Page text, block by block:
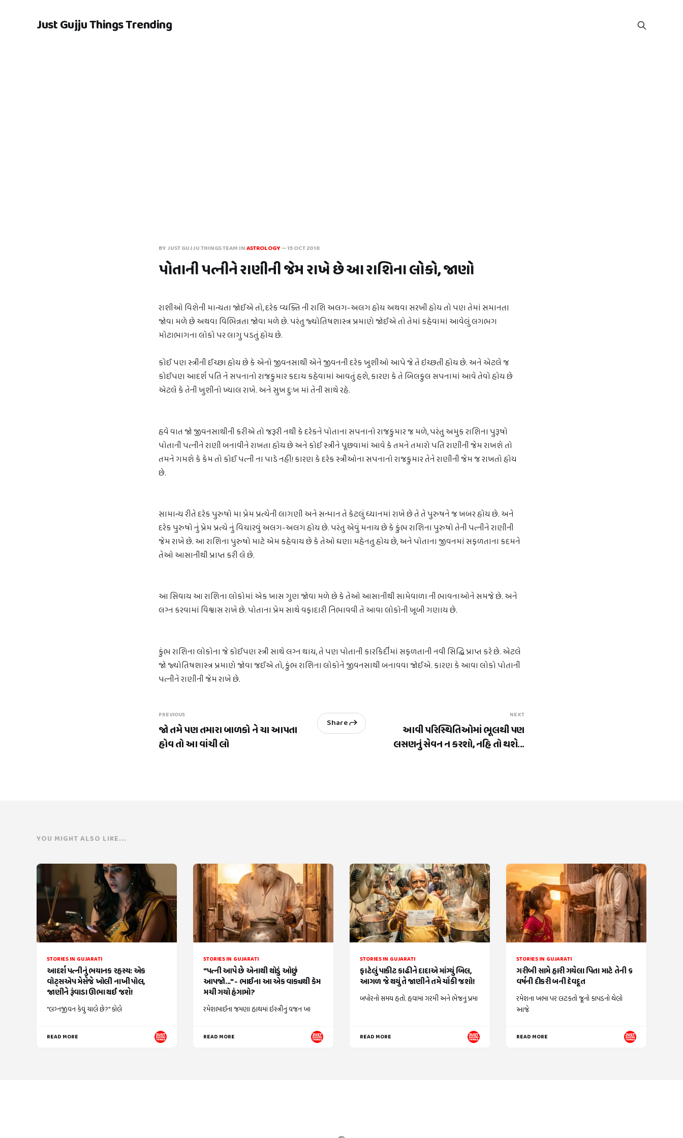
Just Gujju Things Trending
BY JUST GUJJU THINGS TEAM INASTROLOGY—15 OCT 2018
પોતાની પત્નીને રાણીની જેમ રાખે છે આ રાશિના લોકો, જાણો
રાશીઓ વિશેની માન્યતા જોઈએ તો, દરેક વ્યક્તિ ની રાશિ અલગ-અલગ હોય અથવા સરખી હોય તો પણ તેમાં સમાનતા
જોવા મળે છે અથવા વિભિન્નતા જોવા મળે છે. પરંતુ જ્યોતિષશાસ્ત્ર પ્રમાણે જોઈએ તો તેમાં કહેવામાં આવેલું લગભગ
મોટાભાગના લોકો પર લાગુ પડતું હોય છે.
કોઈ પણ સ્ત્રીની ઈચ્છા હોય છે કે એનો જીવનસાથી એને જીવનની દરેક ખુશીઓ આપે જે તે ઇચ્છતી હોય છે. અને એટલે જ
કોઈપણ આદર્શ પતિ ને સપનાનો રાજકુમાર કદાચ કહેવામાં આવતું હશે, કારણ કે તે બિલકુલ સપનામાં આવે તેવો હોય છે
એટલે કે તેની ખુશીનો ખ્યાલ રાખે. અને સુખ દુઃખ માં તેની સાથે રહે.
હવે વાત જો જીવનસાથીની કરીએ તો જરૂરી નથી કે દરેકને પોતાના સપનાનો રાજકુમાર જ મળે, પરંતુ અમુક રાશિના પુરૂષો
પોતાની પત્નીને રાણી બનાવીને રાખતા હોય છે અને કોઈ સ્ત્રીને પૂછવામાં આવે કે તમને તમારો પતિ રાણીની જેમ રાખશે તો
તમને ગમશે કે કેમ તો કોઈ પત્ની ના પાડે નહીં! કારણ કે દરેક સ્ત્રીઓના સપનાનો રાજકુમાર તેને રાણીની જેમ જ રાખતો હોય
છે.
સામાન્ય રીતે દરેક પુરુષો મા પ્રેમ પ્રત્યેની લાગણી અને સન્માન તે કેટલું ધ્યાનમાં રાખે છે તે તે પુરુષને જ ખબર હોય છે. અને
દરેક પુરુષો નું પ્રેમ પ્રત્યે નું વિચારવું અલગ-અલગ હોય છે. પરંતુ એવું મનાય છે કે કુંભ રાશિના પુરુષો તેની પત્નીને રાણીની
જેમ રાખે છે. આ રાશિના પુરુષો માટે એમ કહેવાય છે કે તેઓ ઘણા મહેનતુ હોય છે, અને પોતાના જીવનમાં સફળતાના કદમને
તેઓ આસાનીથી પ્રાપ્ત કરી લે છે.
આ સિવાય આ રાશિના લોકોમાં એક ખાસ ગુણ જોવા મળે છે કે તેઓ આસાનીથી સામેવાળા ની ભાવનાઓને સમજે છે. અને
લગ્ન કરવામાં વિશ્વાસ રાખે છે. પોતાના પ્રેમ સાથે વફાદારી નિભાવવી તે આવા લોકોની ખૂબી ગણાય છે.
કુંભ રાશિના લોકોના જે કોઈપણ સ્ત્રી સાથે લગ્ન થાય, તે પણ પોતાની કારકિર્દીમાં સફળતાની નવી સિદ્ધિ પ્રાપ્ત કરે છે. એટલે
જો જ્યોતિષશાસ્ત્ર પ્રમાણે જોવા જઈએ તો, કુંભ રાશિના લોકોને જીવનસાથી બનાવવા જોઈએ. કારણ કે આવા લોકો પોતાની
પત્નીને રાણીની જેમ રાખે છે.
PREVIOUS
જો તમે પણ તમારા બાળકો ને ચા આપતા
હોવ તો આ વાંચી લો
Share
NEXT
આવી પરિસ્થિતિઓમાં ભૂલથી પણ
લસણનું સેવન ન કરશો, નહિ તો થશે...
YOU MIGHT ALSO LIKE...
STORIES IN GUJARATI
આદર્શ પત્નીનું ભયાનક રહસ્ય: એક
વોટ્સએપ મેસેજે ખોલી નાખી પોલ,
જાણીને રૂંવાડા ઊભા થઈ જશે!
"લગ્નજીવન કેવું ચાલે છે?" કોલે
READ MORE
STORIES IN GUJARATI
"પત્ની આપે છે એનાથી થોડું ઓછું
આપજો..." - ભાઈના આ એક વાક્યથી કેમ
મચી ગયો હંગામો?
રમેશભાઈના જમણા હાથમાં ઇસ્ત્રીનું વજન ખા
READ MORE
STORIES IN GUJARATI
ફાટેલું પાકીટ કાઢીને દાદાએ માંગ્યું બિલ,
આગળ જે થયું તે જાણીને તમે ચોંકી જશો!
બપોરનો સમય હતો. હવામાં ગરમી અને ભેજનું પ્રમા
READ MORE
STORIES IN GUJARATI
ગરીબી સામે હારી ગયેલા પિતા માટે તેની ૬
વર્ષની દીકરી બની દેવદૂત
રમેશના ખભા પર લટકતો જૂનો કાપડનો થેલો
આજે
READ MORE